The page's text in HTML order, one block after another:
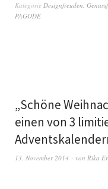
Kategorie Designfreuden,
PAGODE
„Schöne
einen von 3
13. November 2014 von Rika